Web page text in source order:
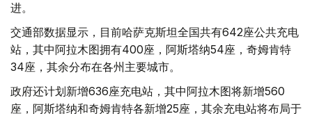
进。
交通部数据显示，目前哈萨克斯坦全国共有642座公共充电
站，其中阿拉木图拥有400座，阿斯塔纳54座，奇姆肯特
34座，其余分布在各州主要城市。
政府还计划新增636座充电站，其中阿拉木图将新增560
座，阿斯塔纳和奇姆肯特各新增25座，其余充电站将布局于